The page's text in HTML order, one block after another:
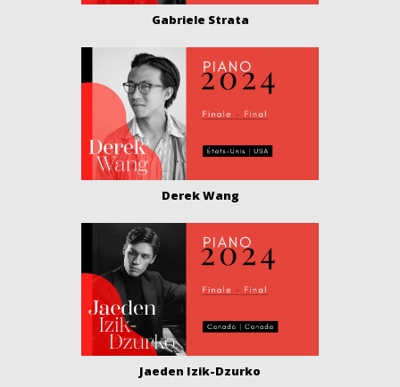
Gabriele Strata
Derek Wang
Jaeden Izik-Dzurko